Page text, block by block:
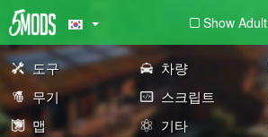
Show Adult
도구 차량
무기
스크립트
맵
기타